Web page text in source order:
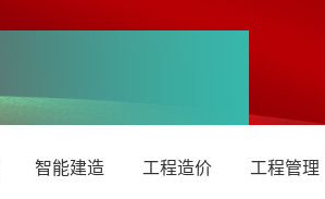
智能建造 工程造价 工程管理